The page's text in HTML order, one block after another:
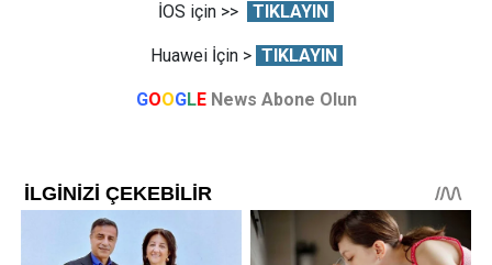
İOS için >> TIKLAYIN
Huawei İçin > TIKLAYIN
GOOGLE News Abone Olun